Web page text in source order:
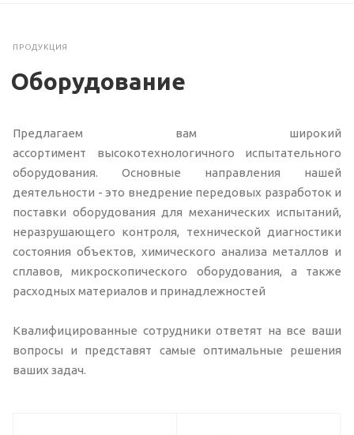
ПРОДУКЦИЯ
Оборудование
Предлагаем вам широкий
ассортимент высокотехнологичного испытательного
оборудования. Основные направления нашей
деятельности - это внедрение передовых разработок и
поставки оборудования для механических испытаний,
неразрушающего контроля, технической диагностики
состояния объектов, химического анализа металлов и
сплавов, микроскопического оборудования, а также
расходных материалов и принадлежностей
Квалифицированные сотрудники ответят на все ваши
вопросы и представят самые оптимальные решения
ваших задач.